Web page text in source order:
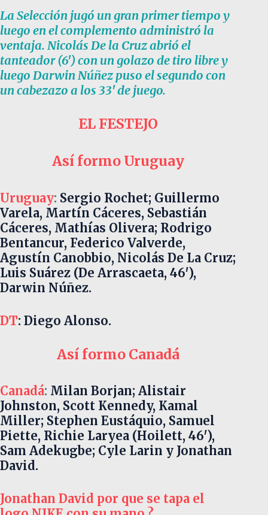
La Selección jugó un gran primer tiempo y
luego en el complemento administró la
ventaja. Nicolás De la Cruz abrió el
tanteador (6′) con un golazo de tiro libre y
luego Darwin Núñez puso el segundo con
un cabezazo a los 33′ de juego.
EL FESTEJO
Así formo Uruguay
Uruguay: Sergio Rochet; Guillermo
Varela, Martín Cáceres, Sebastián
Cáceres, Mathías Olivera; Rodrigo
Bentancur, Federico Valverde,
Agustín Canobbio, Nicolás De La Cruz;
Luis Suárez (De Arrascaeta, 46′),
Darwin Núñez.
DT: Diego Alonso.
Así formo Canadá
Canadá: Milan Borjan; Alistair
Johnston, Scott Kennedy, Kamal
Miller; Stephen Eustáquio, Samuel
Piette, Richie Laryea (Hoilett, 46′),
Sam Adekugbe; Cyle Larin y Jonathan
David.
Jonathan David por que se tapa el